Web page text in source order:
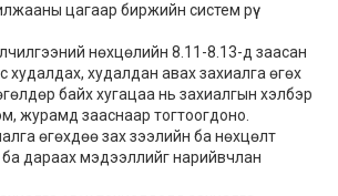
цагаар биржийн систем рүү
нөхцөлийн 8.11-8.13-д заасан
худалдах, худалдан авах захиалга өгөх
байх хугацаа нь захиалгын хэлбэр
журамд зааснаар тогтоогдоно.
өгөхдөө зах зээлийн ба нөхцөлт
ба дараах мэдээллийг нарийвчлан